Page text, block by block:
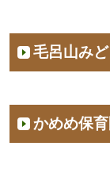
毛呂山みど
かめめ保育